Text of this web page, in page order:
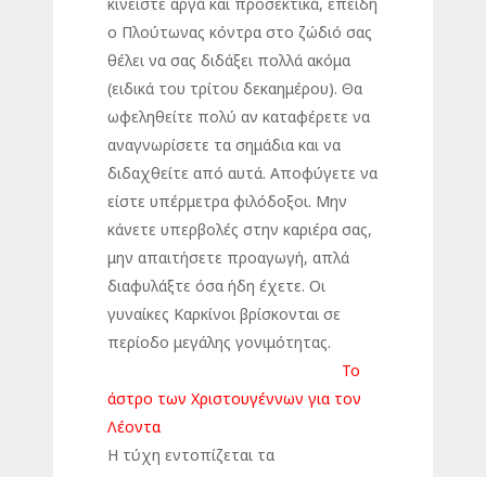
ο Πλούτωνας κόντρα στο ζώδιό σας
θέλει να σας διδάξει πολλά ακόμα
(ειδικά του τρίτου δεκαημέρου). Θα
ωφεληθείτε πολύ αν καταφέρετε να
αναγνωρίσετε τα σημάδια και να
διδαχθείτε από αυτά. Αποφύγετε να
είστε υπέρμετρα φιλόδοξοι. Μην
κάνετε υπερβολές στην καριέρα σας,
μην απαιτήσετε προαγωγή, απλά
διαφυλάξτε όσα ήδη έχετε. Οι
γυναίκες Καρκίνοι βρίσκονται σε
περίοδο μεγάλης γονιμότητας.
Το
άστρο των Χριστουγέννων για τον
Λέοντα
Η τύχη εντοπίζεται τα